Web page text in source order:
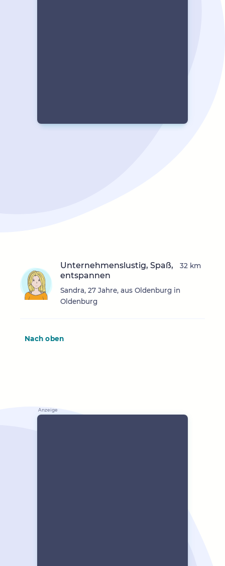
Unternehmenslustig, Spaß,
entspannen
Sandra, 27 Jahre, aus Oldenburg in
Oldenburg
32 km
Nach oben